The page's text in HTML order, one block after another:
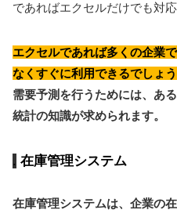
であればエクセルだけでも対応
エクセルであれば多くの企業
なくすぐに利用できるでしょう
需要予測を行うためには、あ
統計の知識が求められます。
在庫管理システム
在庫管理システムは、企業の